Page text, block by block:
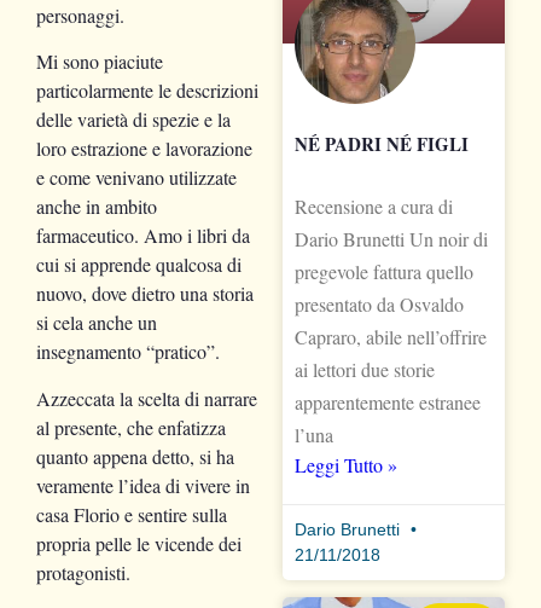
personaggi.
Mi sono piaciute
particolarmente le descrizioni
delle varietà di spezie e la
loro estrazione e lavorazione
e come venivano utilizzate
anche in ambito
farmaceutico. Amo i libri da
cui si apprende qualcosa di
nuovo, dove dietro una storia
si cela anche un
insegnamento “pratico”.
Azzeccata la scelta di narrare
al presente, che enfatizza
quanto appena detto, si ha
veramente l’idea di vivere in
casa Florio e sentire sulla
propria pelle le vicende dei
protagonisti.
NÉ PADRI NÉ FIGLI
Recensione a cura di
Dario Brunetti Un noir di
pregevole fattura quello
presentato da Osvaldo
Capraro, abile nell’offrire
ai lettori due storie
apparentemente estranee
l’una
Leggi Tutto »
Dario Brunetti
21/11/2018